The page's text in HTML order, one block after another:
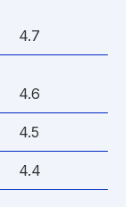
4.7
4.6
4.5
4.4